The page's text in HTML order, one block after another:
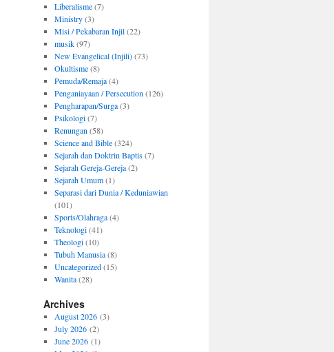
Liberalisme(7)
Ministry(3)
Misi / Pekabaran Injil(22)
musik(97)
New Evangelical (Injili)(73)
Okultisme(8)
Pemuda/Remaja(4)
Penganiayaan / Persecution (126)
Pengharapan/Surga(3)
Psikologi(7)
Renungan (58)
Science and Bible(324)
Sejarah dan Doktrin Baptis(7)
Sejarah Gereja-Gereja(2)
Sejarah Umum(1)
Separasi dari Dunia / Keduniawian
(101)
Sports/Olahraga(4)
Teknologi(41)
Theologi(10)
Tubuh Manusia(8)
Uncategorized(15)
Wanita(28)
Archives
August 2026(3)
July 2026(2)
June 2026(1)